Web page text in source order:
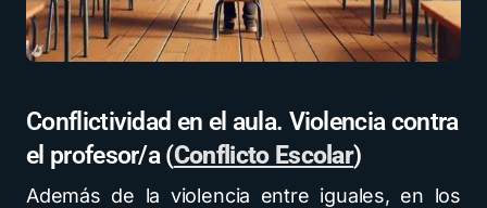
Conflictividad en el aula. Violencia contra
el profesor/a (Conflicto Escolar)
Además de la violencia entre iguales, en los